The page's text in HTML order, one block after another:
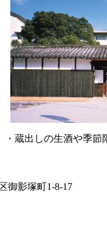
蔵出しの生酒や季
御影塚町1-8-17